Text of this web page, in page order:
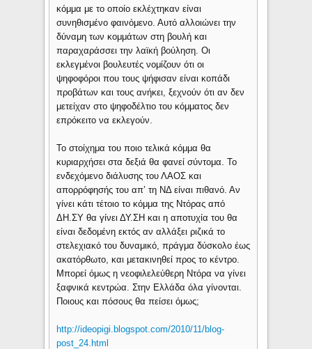
κόμμα με το οποίο εκλέχτηκαν είναι
συνηθισμένο φαινόμενο. Αυτό αλλοιώνει την
δύναμη των κομμάτων στη βουλή και
παραχαράσσει την λαϊκή βούληση. Οι
εκλεγμένοι βουλευτές νομίζουν ότι οι
ψηφοφόροι που τους ψήφισαν είναι κοπάδι
προβάτων και τους ανήκει, ξεχνούν ότι αν δεν
μετείχαν στο ψηφοδέλτιο του κόμματος δεν
επρόκειτο να εκλεγούν.
Το στοίχημα του ποιο τελικά κόμμα θα
κυριαρχήσει στα δεξιά θα φανεί σύντομα. Το
ενδεχόμενο διάλυσης του ΛΑΟΣ και
απορρόφησής του απ’ τη ΝΔ είναι πιθανό. Αν
γίνει κάτι τέτοιο το κόμμα της Ντόρας από
ΔΗ.ΣΥ θα γίνει ΔΥ.ΣΗ και η αποτυχία του θα
είναι δεδομένη εκτός αν αλλάξει ριζικά το
στελεχιακό του δυναμικό, πράγμα δύσκολο έως
ακατόρθωτο, και μετακινηθεί προς το κέντρο.
Μπορεί όμως η νεοφιλελεύθερη Ντόρα να γίνει
ξαφνικά κεντρώα. Στην Ελλάδα όλα γίνονται.
Ποιους και πόσους θα πείσει όμως;
http://ideopigi.blogspot.com/2010/11/blog-
post_24.html